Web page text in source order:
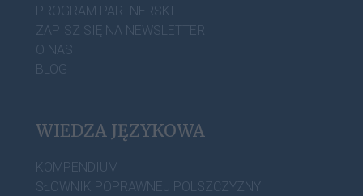
PROGRAM PARTNERSKI
ZAPISZ SIĘ NA NEWSLETTER
O NAS
BLOG
WIEDZA JĘZYKOWA
KOMPENDIUM
SŁOWNIK POPRAWNEJ POLSZCZYZNY